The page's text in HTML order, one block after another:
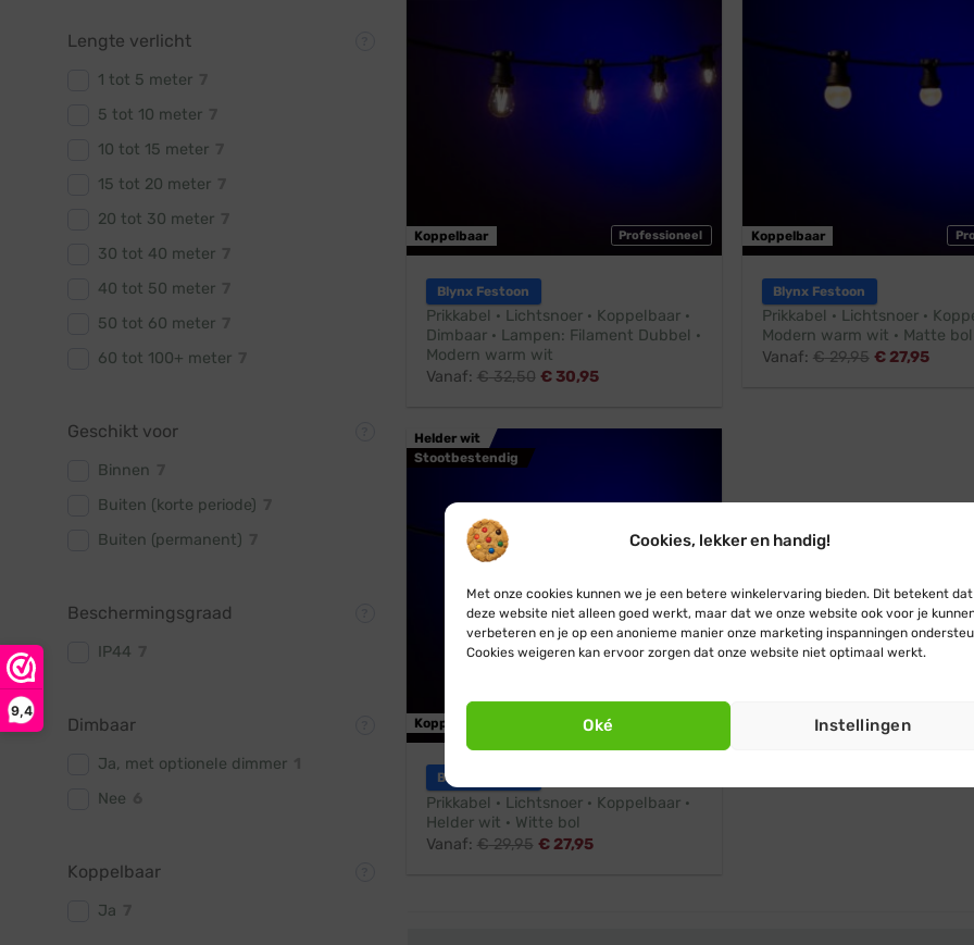
Cookies, lekker en handig!
Met onze cookies kunnen we je een betere winkelervaring bieden. Dit betekent dat
deze website niet alleen goed werkt, maar dat we onze website ook voor je
verbeteren en je op een anonieme manier onze marketing inspanningen
Cookies weigeren kan ervoor zorgen dat onze website niet optimaal werkt.
Oké Instellingen
9,4
Lengte verlicht
1 tot 5 meter
5 tot 10 meter
10 tot 15 meter
15 tot 20 meter
20 tot 30 meter
30 tot 40 meter
40 tot 50 meter
50 tot 60 meter
60 tot 100+ meter
Geschikt voor
Binnen
Buiten (korte periode)
Buiten (permanent)
Beschermingsgraad
IP44
Dimbaar
Ja, met optionele dimmer
Nee
Koppelbaar
Ja
Professioneel
Koppelbaar
Blynx Festoon
Prikkabel · Lichtsnoer · Koppelbaar ·
Dimbaar · Lampen: Filament Dubbel ·
Modern warm wit
Vanaf: €32,50 €30,95
Koppelbaar
Blynx Festoon
Prikkabel · Lichtsnoer ·
Modern warm wit · Matte bol
Vanaf: €29,95 € 27,95
Helder wit
Stootbestendig
Koppelbaar
Blynx Festoon
Prikkabel · Lichtsnoer · Koppelbaar ·
Helder wit · Witte bol
Vanaf: €29,95 €27,95